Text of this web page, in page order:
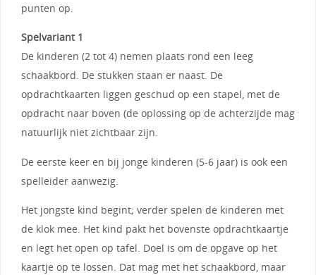
punten op.
Spelvariant 1
De kinderen (2 tot 4) nemen plaats rond een leeg
schaakbord. De stukken staan er naast. De
opdrachtkaarten liggen geschud op een stapel, met de
opdracht naar boven (de oplossing op de achterzijde mag
natuurlijk niet zichtbaar zijn.
De eerste keer en bij jonge kinderen (5-6 jaar) is ook een
spelleider aanwezig.
Het jongste kind begint; verder spelen de kinderen met
de klok mee. Het kind pakt het bovenste opdrachtkaartje
en legt het open op tafel. Doel is om de opgave op het
kaartje op te lossen. Dat mag met het schaakbord, maar